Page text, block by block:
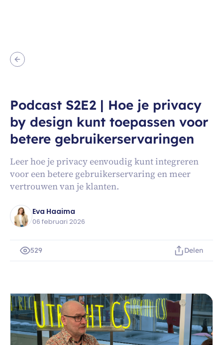
Podcast S2E2 | Hoe je privacy
by design kunt toepassen voor
betere gebruikerservaringen
Leer hoe je privacy eenvoudig kunt integreren
voor een betere gebruikerservaring en meer
vertrouwen van je klanten.
Eva Haaima
06 februari 2026
529 Delen